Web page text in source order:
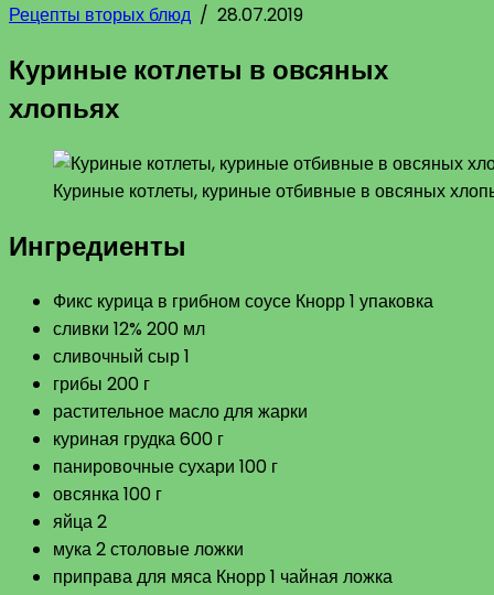
Рецепты вторых блюд / 28.07.2019
Куриные котлеты в овсяных
хлопьях
Куриные котлеты, куриные отбивные в овсяных
Ингредиенты
Фикс курица в грибном соусе Кнорр 1 упаковка
сливки 12% 200 мл
сливочный сыр 1
грибы 200 г
растительное масло для жарки
куриная грудка 600 г
панировочные сухари 100 г
овсянка 100 г
яйца 2
мука 2 столовые ложки
приправа для мяса Кнорр 1 чайная ложка